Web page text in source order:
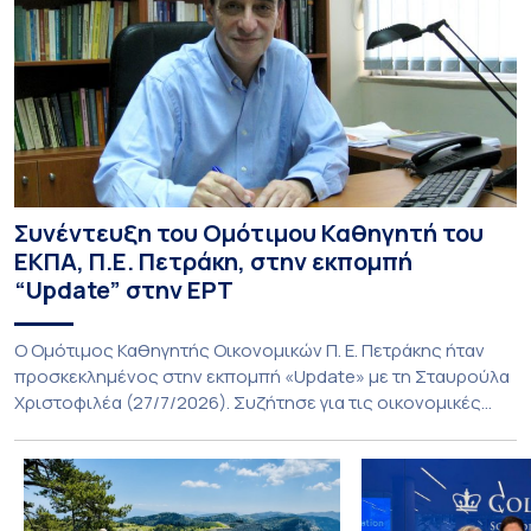
Συνέντευξη του Ομότιμου Καθηγητή του
ΕΚΠΑ, Π.Ε. Πετράκη, στην εκπομπή
“Update” στην ΕΡΤ
O Ομότιμος Καθηγητής Οικονομικών Π. Ε. Πετράκης ήταν
προσκεκλημένος στην εκπομπή «Update» με τη Σταυρούλα
Χριστοφιλέα (27/7/2026). Συζήτησε για τις οικονομικές
Ευρώπη από τις εξελίξεις στον πόλεμο ΗΠΑ – Ιράν, καθώς
και για τη διακύμανση των τιμών στα καύσιμα. Για να δείτε τη
συνέντευξη, πατήστε εδώ.